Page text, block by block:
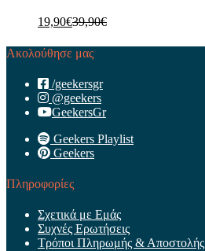
19,90€39,90€
Ακολούθησε μας
/geekersgr
@geekers
GeekersGr
Geekers Playlist
Geekers
Πληροφορίες
Σχετικά με Εμάς
Συχνές Ερωτήσεις
Τρόποι Πληρωμής & Αποστολής